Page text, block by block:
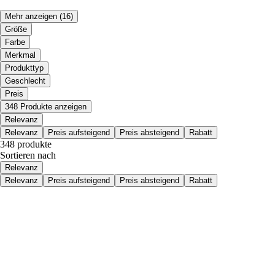
Mehr anzeigen (16)
Größe
Farbe
Merkmal
Produkttyp
Geschlecht
Preis
348 Produkte anzeigen
Relevanz
Relevanz
Preis aufsteigend Preis absteigend Rabatt
348 produkte
Sortieren nach
Relevanz
Relevanz
Preis aufsteigend Preis absteigend Rabatt